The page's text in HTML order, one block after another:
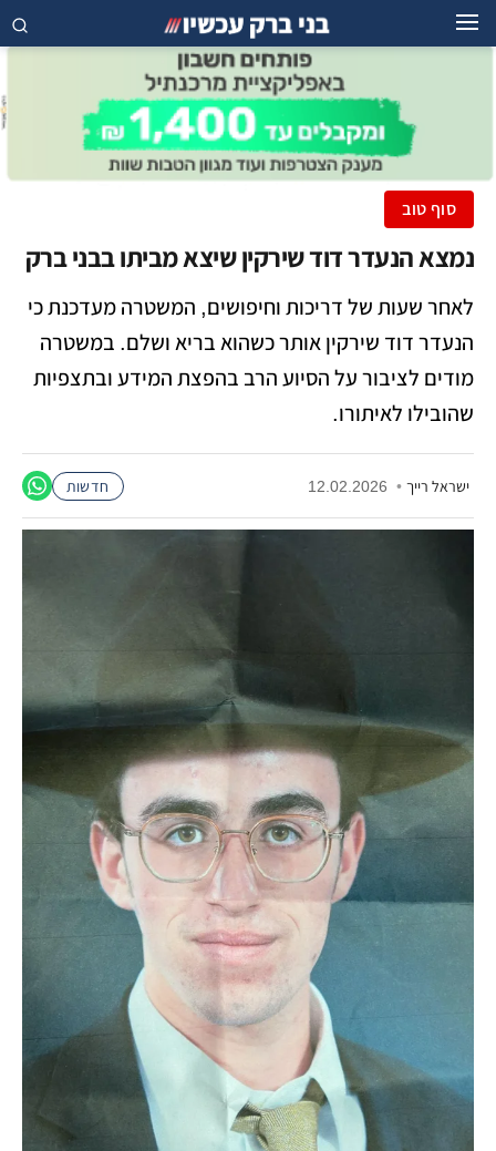
סוף טוב
נמצא הנעדר דוד שירקין שיצא מביתו בבני ברק
לאחר שעות של דריכות וחיפושים, המשטרה מעדכנת כי
הנעדר דוד שירקין אותר כשהוא בריא ושלם. במשטרה
מודים לציבור על הסיוע הרב בהפצת המידע ובתצפיות
שהובילו לאיתורו.
ישראל רייך •
12.02.2026 חדשות